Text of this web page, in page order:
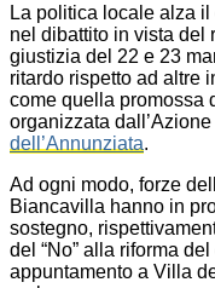
La politica locale alza
nel dibattito in vista del
giustizia del 22 e 23
ritardo rispetto ad altre
come quella promossa
organizzata
dell’Annunziata.
Ad ogni modo, forze
Biancavilla hanno in
sostegno,
del “No” alla riforma
appuntamento a Villa